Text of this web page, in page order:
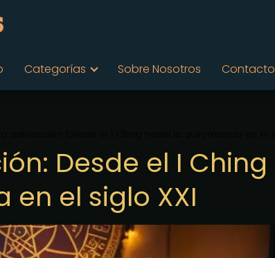
Categorías Sobre Nosotros Contacto
Desde el I Ching
el siglo XXI